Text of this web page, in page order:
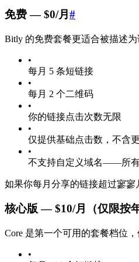
免费 — $0/月 #
Bitly 的免费套餐更适合被描述为
•
每月 5 条短链接
•
每月 2 个二维码
•
你的链接点击次数无限
•
仅提供基础点击数，不含
•
不支持自定义域名——所有
如果你每月分享的链接超过寥寥
核心版 — $10/月（仅限按
Core 是第一个可用的套餐档位
•